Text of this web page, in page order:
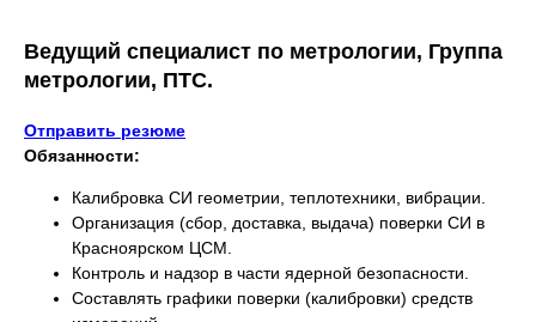
Ведущий специалист по метрологии, Группа
метрологии, ПТС.
Отправить резюме
Обязанности:
Калибровка СИ геометрии, теплотехники, вибрации.
Организация (сбор, доставка, выдача) поверки СИ в
Красноярском ЦСМ.
Контроль и надзор в части ядерной безопасности.
Составлять графики поверки (калибровки) средств